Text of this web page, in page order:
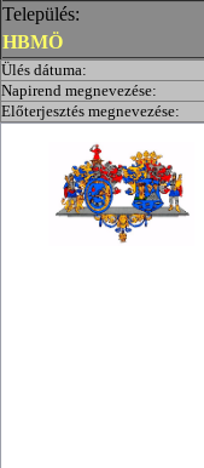
Település:
HBMÖ
Ülés dátuma:
Napirend megnevezése:
Előterjesztés megnevezése: